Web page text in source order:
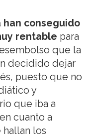
han conseguido
rentable para
que la
decidido dejar
puesto que no
y
que iba a
cuanto a
hallan los